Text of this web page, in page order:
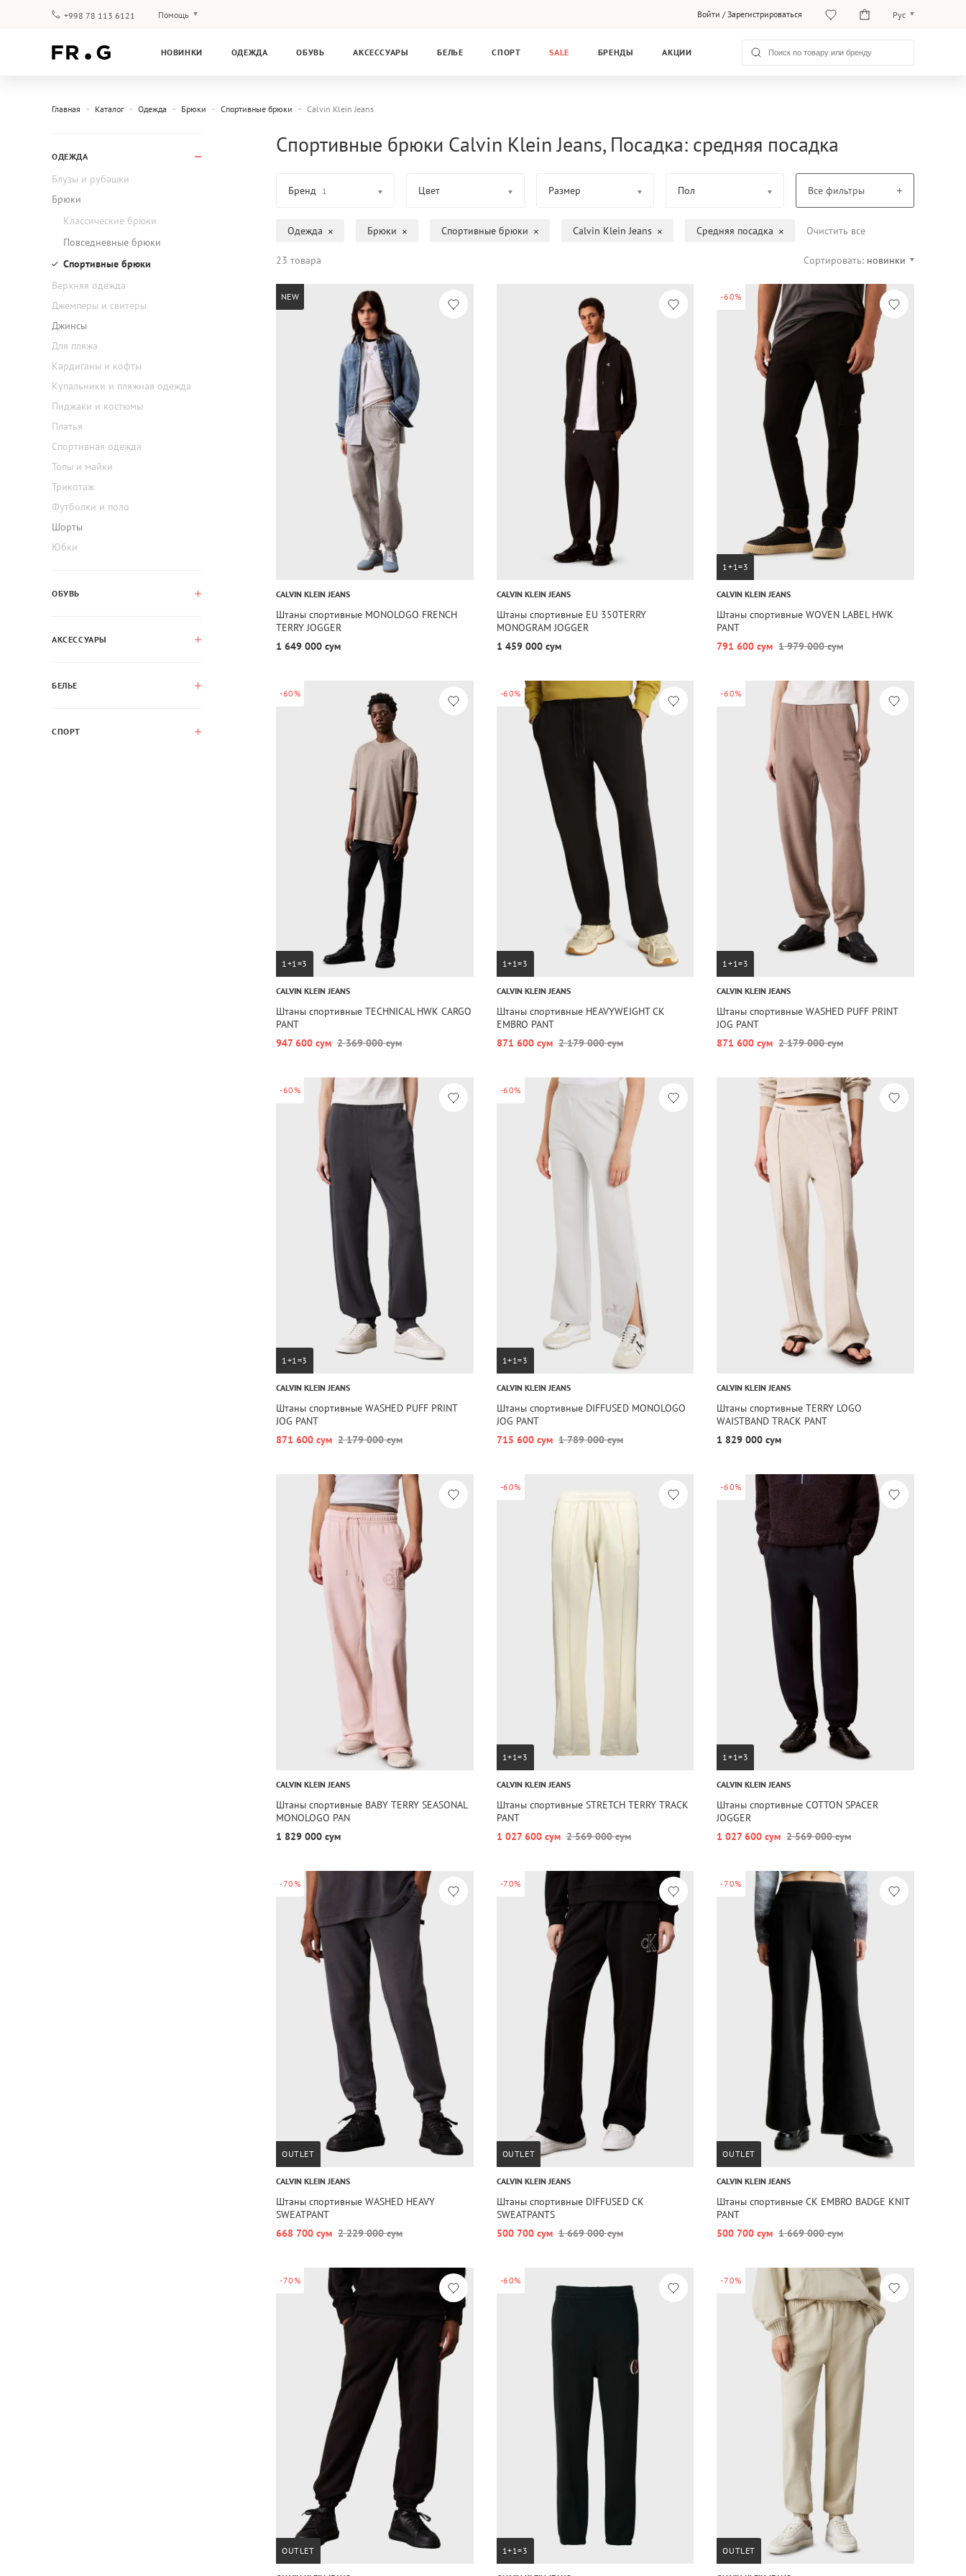
+998 78 113 6121 Помощь
Гарантия
Войти /Зарегистрироваться Рус
Рус
НОВИНКИ ОДЕЖДА ОБУВЬ АКСЕССУАРЫ БЕЛЬЕ СПОРТ SALE БРЕНДЫ АКЦИИ
Главная Каталог Одежда Брюки Спортивные брюки Calvin Klein Jeans
ОДЕЖДА
Блузы и рубашки
Брюки
Классические брюки
Повседневные брюки
Спортивные брюки
Верхняя одежда
Джемперы и свитеры
Джинсы
Для пляжа
Кардиганы и кофты
Купальники и пляжная одежда
Пиджаки и костюмы
Платья
Спортивная одежда
Топы и майки
Трикотаж
Футболки и поло
Шорты
Юбки
ОБУВЬ
АКСЕССУАРЫ
БЕЛЬЕ
СПОРТ
Спортивные брюки Calvin Klein Jeans, Посадка: средняя посадка
Бренд 1 Цвет Размер Пол Все фильтры
Одежда Брюки Спортивные брюки Calvin Klein Jeans Средняя посадка Очистить все
23 товара Сортировать: новинки
NEW
CALVIN KLEIN JEANS
Штаны спортивные MONOLOGO FRENCH
TERRY JOGGER
1 649 000 сум
CALVIN KLEIN JEANS
Штаны спортивные EU 350TERRY
MONOGRAM JOGGER
1 459 000 сум
-60%
1+1=3
CALVIN KLEIN JEANS
Штаны спортивные WOVEN LABEL HWK
PANT
791 600 сум 1 979 000 сум
-60%
1+1=3
CALVIN KLEIN JEANS
Штаны спортивные TECHNICAL HWK CARGO
PANT
947 600 сум 2 369 000 сум
-60%
1+1=3
CALVIN KLEIN JEANS
Штаны спортивные HEAVYWEIGHT CK
EMBRO PANT
871 600 сум 2 179 000 сум
-60%
1+1=3
CALVIN KLEIN JEANS
Штаны спортивные WASHED PUFF PRINT
JOG PANT
871 600 сум 2 179 000 сум
-60%
1+1=3
CALVIN KLEIN JEANS
Штаны спортивные WASHED PUFF PRINT
JOG PANT
871 600 сум 2 179 000 сум
-60%
1+1=3
CALVIN KLEIN JEANS
Штаны спортивные DIFFUSED MONOLOGO
JOG PANT
715 600 сум 1 789 000 сум
CALVIN KLEIN JEANS
Штаны спортивные TERRY LOGO
WAISTBAND TRACK PANT
1 829 000 сум
CALVIN KLEIN JEANS
Штаны спортивные BABY TERRY SEASONAL
MONOLOGO PAN
1 829 000 сум
-60%
1+1=3
CALVIN KLEIN JEANS
Штаны спортивные STRETCH TERRY TRACK
PANT
1 027 600 сум 2 569 000 сум
-60%
1+1=3
CALVIN KLEIN JEANS
Штаны спортивные COTTON SPACER
JOGGER
1 027 600 сум 2 569 000 сум
-70%
OUTLET
CALVIN KLEIN JEANS
Штаны спортивные WASHED HEAVY
SWEATPANT
668 700 сум 2 229 000 сум
-70%
OUTLET
CALVIN KLEIN JEANS
Штаны спортивные DIFFUSED CK
SWEATPANTS
500 700 сум 1 669 000 сум
-70%
OUTLET
CALVIN KLEIN JEANS
Штаны спортивные CK EMBRO BADGE KNIT
PANT
500 700 сум 1 669 000 сум
-70%
OUTLET
-60%
1+1=3
-70%
OUTLET